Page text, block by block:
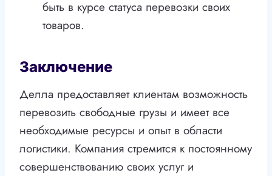
быть в курсе статуса перевозки своих
товаров.
Заключение
Делла предоставляет клиентам возможность
перевозить свободные грузы и имеет все
необходимые ресурсы и опыт в области
логистики. Компания стремится к постоянному
совершенствованию своих услуг и